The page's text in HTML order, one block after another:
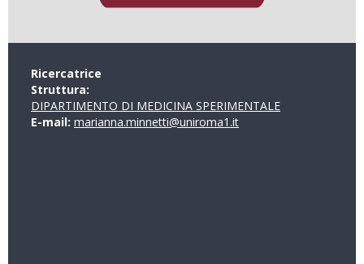
Ricercatrice
Struttura:
DIPARTIMENTO DI MEDICINA SPERIMENTALE
E-mail: marianna.minnetti@uniroma1.it